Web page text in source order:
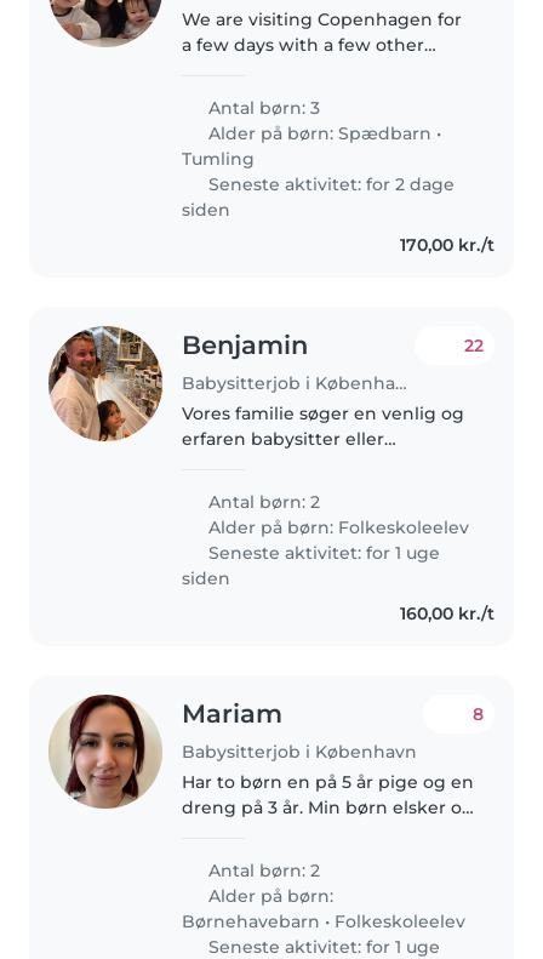
We are visiting Copenhagen for
a few days with a few other
forward to exploring the city and
neighboring areas! We have a
few long meals which we would..
Antal børn: 3
Alder på børn:Spædbarn •
Tumling
Seneste aktivitet: for 2 dage
siden
170,00 kr./t
Benjamin
Babysitterjob i København
22
Vores familie søger en venlig og
erfaren babysitter eller
skolebørn. Jeg foretrækker en,
der er glad for madlavning og
huslige pligter. Jeg bor på..
Antal børn: 2
Alder på børn: Folkeskoleelev
Seneste aktivitet: for 1 uge
siden
160,00 kr./t
Mariam
Babysitterjob i København
8
Har to børn en på 5 år pige og en
dreng på 3 år. Min børn elsker og
opmærksom
Antal børn: 2
Alder på børn:
Børnehavebarn • Folkeskoleelev
Seneste aktivitet: for 1 uge